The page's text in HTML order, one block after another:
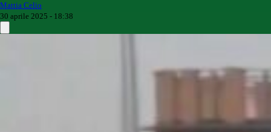
Mattia Celio
30 aprile 2025 - 18:38